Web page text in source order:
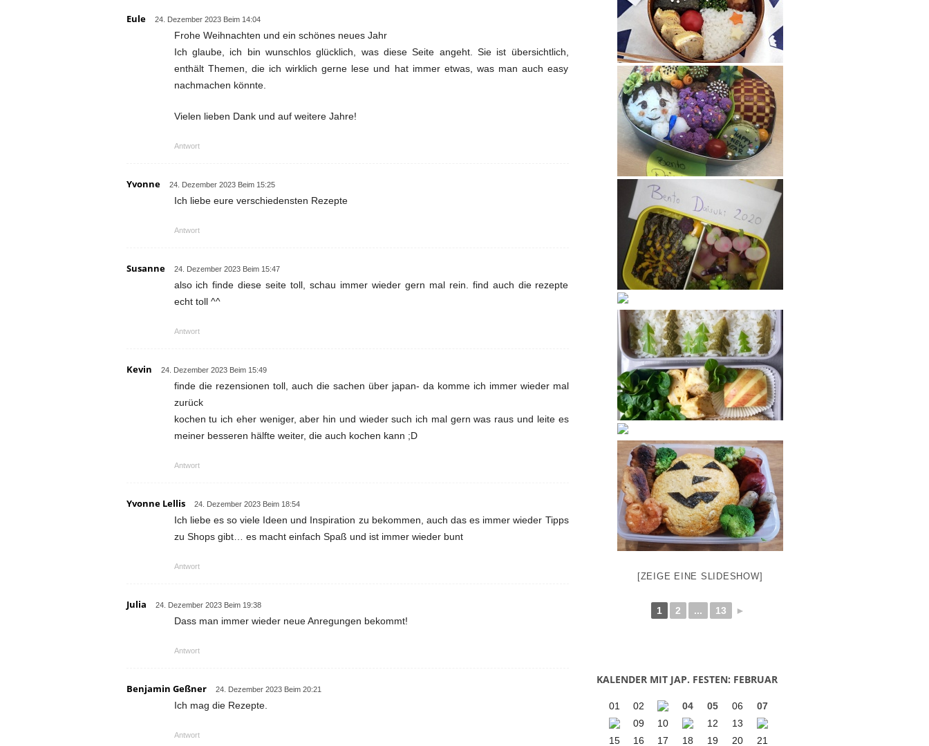
Eule 24. Dezember 2023 Beim 14:04
Frohe Weihnachten und ein schönes neues Jahr
Ich glaube, ich bin wunschlos glücklich, was diese Seite angeht. Sie ist übersichtlich,
enthält Themen, die ich wirklich gerne lese und hat immer etwas, was man auch easy
nachmachen könnte.
Vielen lieben Dank und auf weitere Jahre!
Antwort
Yvonne 24. Dezember 2023 Beim 15:25
Ich liebe eure verschiedensten Rezepte
Antwort
Susanne 24. Dezember 2023 Beim 15:47
also ich finde diese seite toll, schau immer wieder gern mal rein. find auch die rezepte
echt toll ^^
Antwort
Kevin 24. Dezember 2023 Beim 15:49
finde die rezensionen toll, auch die sachen über japan- da komme ich immer wieder mal
zurück
kochen tu ich eher weniger, aber hin und wieder such ich mal gern was raus und leite es
meiner besseren hälfte weiter, die auch kochen kann ;D
Antwort
Yvonne Lellis 24. Dezember 2023 Beim 18:54
Ich liebe es so viele Ideen und Inspiration zu bekommen, auch das es immer wieder Tipps
zu Shops gibt… es macht einfach Spaß und ist immer wieder bunt
Antwort
Julia 24. Dezember 2023 Beim 19:38
Dass man immer wieder neue Anregungen bekommt!
Antwort
Benjamin Geßner 24. Dezember 2023 Beim 20:21
Ich mag die Rezepte.
Antwort
[ZEIGE EINE SLIDESHOW]
1 2 ... 13 ►
KALENDER MIT JAP. FESTEN: FEBRUAR
01 02 04 05 06
07
09
10 12
13
15
16 17 18 19 20 21